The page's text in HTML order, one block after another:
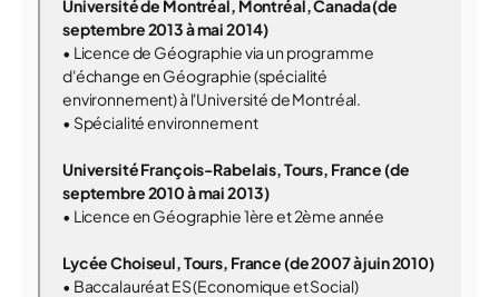
Université de Montréal, Montréal, Canada (de
septembre 2013 à mai 2014)
• Licence de Géographie via un programme
d'échange en Géographie (spécialité
environnement) à l'Université de Montréal.
• Spécialité environnement
Université François-Rabelais, Tours, France (de
septembre 2010 à mai 2013)
• Licence en Géographie 1ère et 2ème année
Lycée Choiseul, Tours, France (de 2007 à juin 2010)
• Baccalauréat ES (Economique et Social)